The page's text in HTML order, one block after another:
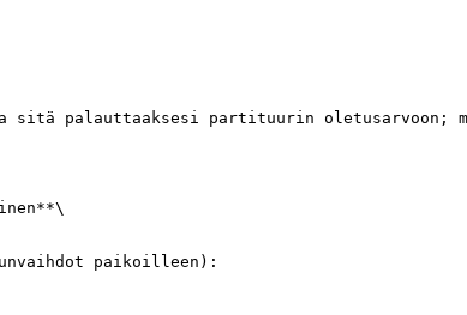
sitä palauttaaksesi partituurin
paikoilleen):